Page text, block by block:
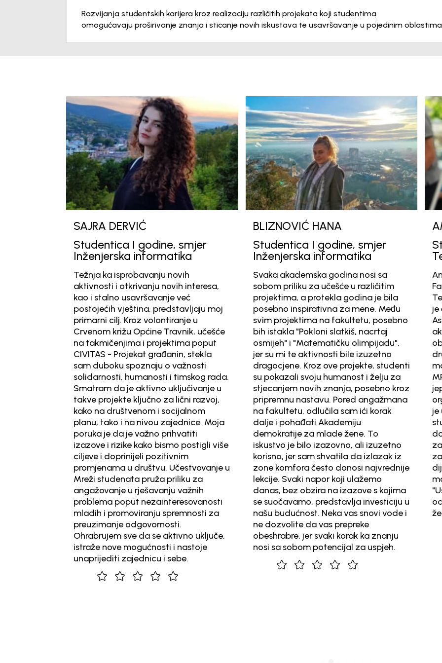
Razvijanja studentskih karijera kroz realizaciju različitih projekata koji studentima
omogućavaju proširivanje znanja i sticanje novih iskustava te usavršavanje u pojedinim
SAJRA DERVIĆ
Studentica I godine, smjer
Inženjerska informatika
Težnja ka isprobavanju novih
aktivnosti i otkrivanju novih interesa,
kao i stalno usavršavanje već
postojećih vještina, predstavljaju moj
primarni cilj. Kroz volontiranje u
Crvenom križu Općine Travnik, učešće
na takmičenjima i projektima poput
CIVITAS - Projekat građanin, stekla
sam duboku spoznaju o važnosti
solidarnosti, humanosti i timskog rada.
Smatram da je aktivno uključivanje u
takve projekte ključno za lični razvoj,
kako na društvenom i socijalnom
planu, tako i na nivou zajednice. Moja
poruka je da je važno prihvatiti
izazove i rizike kako bismo postigli više
ciljeve i doprinijeli pozitivnim
promjenama u društvu. Učestvovanje u
Mreži studenata pruža priliku za
angažovanje u rješavanju važnih
problema poput nezainteresovanosti
mladih i promoviranju spremnosti za
preuzimanje odgovornosti.
Ohrabrujem sve da se aktivno uključe,
istraže nove mogućnosti i nastoje
unaprijediti zajednicu i sebe.
BLIZNOVIĆ HANA
Studentica I godine, smjer
Inženjerska informatika
Svaka akademska godina nosi sa
sobom priliku za učešće u različitim
projektima, a protekla godina je bila
posebno inspirativna za mene. Među
svim projektima na fakultetu, posebno
bih istakla "Pokloni slatkiš, nacrtaj
osmijeh" i "Matematičku olimpijadu",
jer su mi te aktivnosti bile izuzetno
dragocjene. Kroz ove projekte, studenti
su pokazali svoju humanost i želju za
stjecanjem novih znanja, posebno kroz
pripremnu nastavu. Pored angažmana
na fakultetu, odlučila sam ići korak
dalje i pohađati Akademiju
demokratije za mlade žene. To
iskustvo je bilo izazovno, ali izuzetno
korisno, jer sam shvatila da izlazak iz
zone komfora često donosi najvrednije
lekcije. Svaki napor koji ulažemo
danas, bez obzira na izazove s kojima
se suočavamo, predstavlja investiciju u
našu budućnost. Neka vas snovi vode i
ne dozvolite da vas prepreke
obeshrabre, jer svaki korak ka znanju
nosi sa sobom potencijal za uspjeh.
AMINA
Studentica
Tekstilno
Amina Đuhera
Fakultetu za
Tekstilno
je član Mreže
Asocijacije
aktivnostima
obogatilo moje
drugim ljudima
mom razvoju.
MREŽE je bilo
jepoboljšalo
organizaciju i
je učešće u
studente sa
dovodi do
zajedničkom
za sve
dijelimo
možemo
"Ustrajnost u
od najvažnijih
željenih